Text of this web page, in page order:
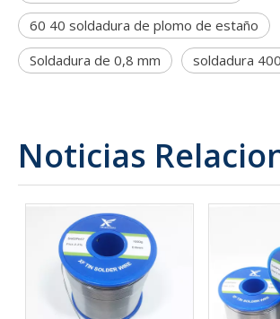
60 40 soldadura de plomo de estaño
Soldadura de 0,8 mm
soldadura
Noticias